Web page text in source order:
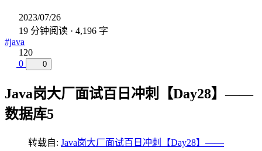
2023/07/26
19 分钟阅读 · 4,196 字
#java
120
0
0
Java岗大厂面试百日冲刺【Day28】——
数据库5
转载自: Java岗大厂面试百日冲刺【Day28】——